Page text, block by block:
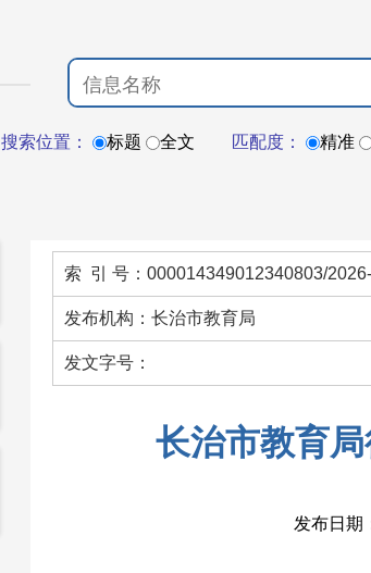
搜索位置： 标题 全文 匹配度： 精准
索 引 号：000014349012340803/
发布机构：长治市教育局
发文字号：
长治市教育局
发布日